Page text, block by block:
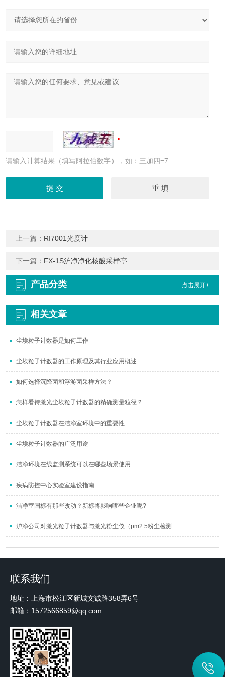
请输入计算结果（填写阿拉伯数字），如：三加四=7
上一篇： RI7001光度计
下一篇： FX-1S沪净净化核酸采样亭
产品分类 点击展开+
相关文章
尘埃粒子计数器是如何工作
尘埃粒子计数器的工作原理及其行业应用概述
如何选择沉降菌和浮游菌采样方法？
怎样看待激光尘埃粒子计数器的精确测量粒径？
尘埃粒子计数器在洁净室环境中的重要性
尘埃粒子计数器的广泛用途
洁净环境在线监测系统可以在哪些场景使用
疾病防控中心实验室建设指南
洁净室国标有那些改动？新标将影响哪些企业呢?
沪净公司对激光粒子计数器与激光粉尘仪（pm2.5粉尘检测
联系我们
地址：上海市松江区新城文诚路358弄6号
邮箱：1572566859@qq.com